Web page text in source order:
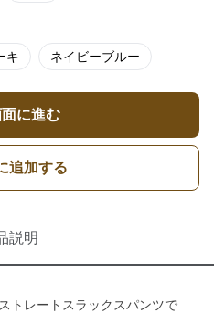
キ ネイビーブルー
に進む
追加する
説明
トレートスラックスパンツで